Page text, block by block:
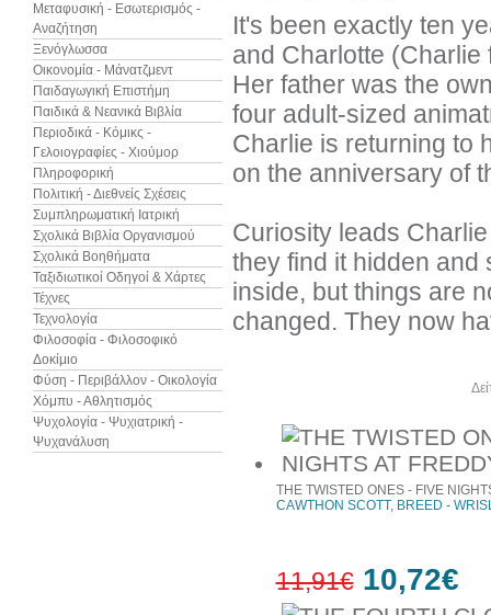
Μεταφυσική - Εσωτερισμός -
Αναζήτηση
Ξενόγλωσσα
Οικονομία - Μάνατζμεντ
Παιδαγωγική Επιστήμη
Παιδικά & Νεανικά Βιβλία
Περιοδικά - Κόμικς -
Γελοιογραφίες - Χιούμορ
Πληροφορική
Πολιτική - Διεθνείς Σχέσεις
Συμπληρωματική Ιατρική
Σχολικά Βιβλία Οργανισμού
Σχολικά Βοηθήματα
Ταξιδιωτικοί Οδηγοί & Χάρτες
Τέχνες
Τεχνολογία
Φιλοσοφία - Φιλοσοφικό
Δοκίμιο
Φύση - Περιβάλλον - Οικολογία
Χόμπυ - Αθλητισμός
Ψυχολογία - Ψυχιατρική -
Ψυχανάλυση
It's been exactly ten
and Charlotte
Her father was the
four adult-sized
Charlie is returning to
on the anniversary of
Curiosity leads
they find it hidden and
inside, but things are
changed. They now
THE TWISTED ONES - FIVE
CAWTHON SCOTT, BREED -
11,91€ 10,72€